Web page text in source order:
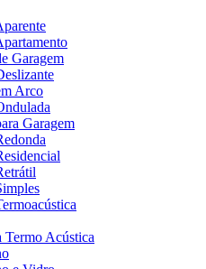
Garagem
Arco
Garagem
Termo Acústica